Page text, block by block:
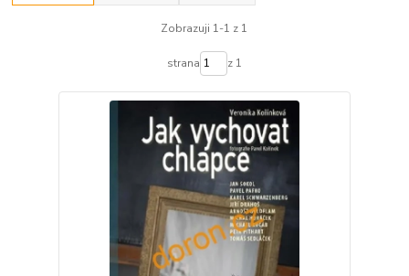
Zobrazuji 1-1 z 1
strana z 1